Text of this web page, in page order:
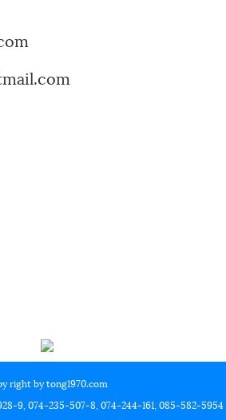
right by tong1970.com
9, 074-235-507-8, 074-244-161, 085-582-5954